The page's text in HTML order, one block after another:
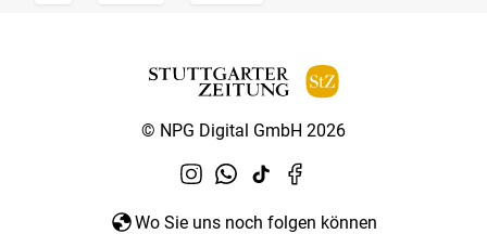
© NPG Digital GmbH 2026
Wo Sie uns noch folgen können